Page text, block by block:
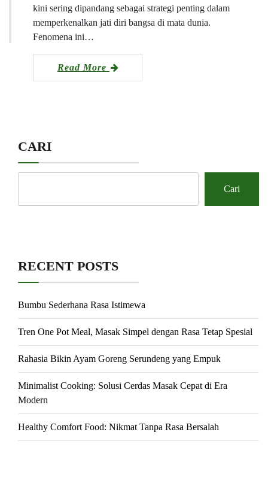
kini sering dipandang sebagai strategi penting dalam
memperkenalkan jati diri bangsa di mata dunia.
Fenomena ini…
Read More
CARI
Cari
RECENT POSTS
Bumbu Sederhana Rasa Istimewa
Tren One Pot Meal, Masak Simpel dengan Rasa Tetap Spesial
Rahasia Bikin Ayam Goreng Serundeng yang Empuk
Minimalist Cooking: Solusi Cerdas Masak Cepat di Era
Modern
Healthy Comfort Food: Nikmat Tanpa Rasa Bersalah